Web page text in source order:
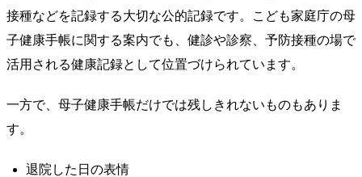
接種などを記録する大切な公的記録です。こども家庭庁の母
子健康手帳に関する案内でも、健診や診察、予防接種の場で
活用される健康記録として位置づけられています。
一方で、母子健康手帳だけでは残しきれないものもありま
す。
退院した日の表情